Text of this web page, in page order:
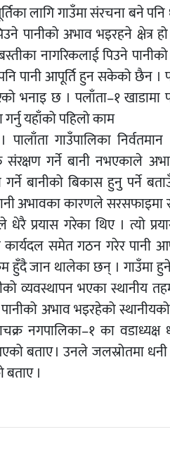
लागि गाउँमा संरचना बने पनि
पानीको अभाव भइरहने क्षेत्र
नागरिकलाई पिउने
पानी आपूर्ति हुन सकेको छैन ।
भनाइ छ । पलाँता–१ खाडामा
यहाँको पहिलो काम
गाउँपालिका निर्वतमान
संरक्षण गर्ने बानी नभएकाले
बानीको बिकास हुनु पर्ने
अभावका कारणले सरसफाइमा
धेरै प्रयास गरेका थिए । त्यो
समेत गठन गरेर पानी
हुँदै जान थालेका छन् । गाउँमा
व्यवस्थापन भएका स्थानीय
अभाव भइरहेको
नगपालिका–१ का वडाध्यक्ष
बताए । उनले जलस्रोतमा
।